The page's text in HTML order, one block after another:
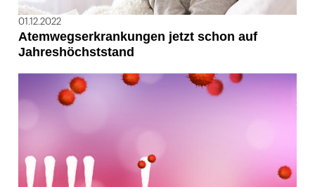
01.12.2022
Atemwegserkrankungen jetzt schon auf
Jahreshöchststand